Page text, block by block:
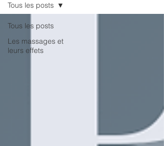
Tous les posts
Les massages et
leurs effets
Tous les posts